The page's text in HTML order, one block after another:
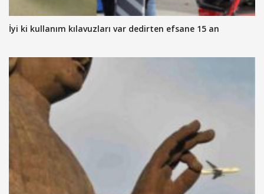
İyi ki kullanım kılavuzları var dedirten efsane 15 an